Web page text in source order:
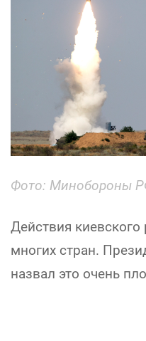
Фото: Минобороны
Действия
многих стран.
назвал это очень